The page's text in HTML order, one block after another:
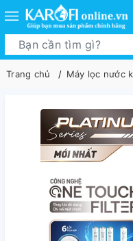
Trang chủ Máy lọc nước